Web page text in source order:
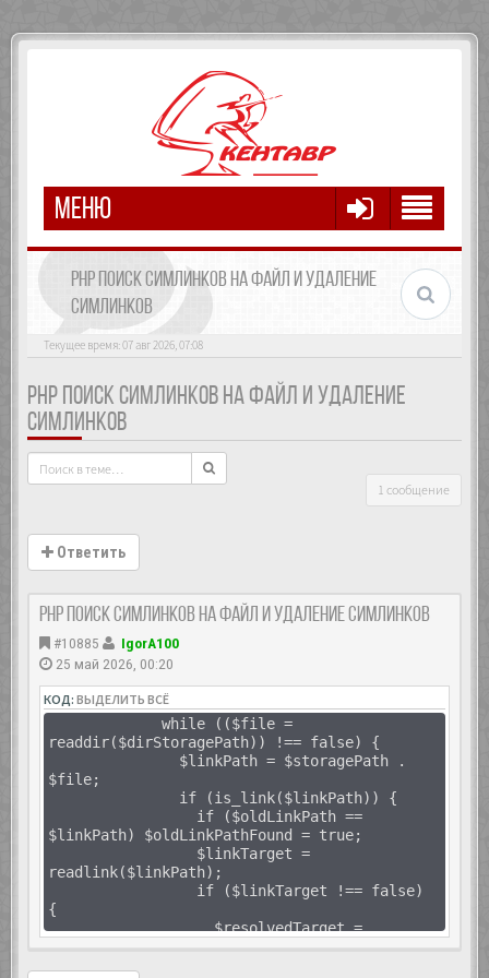
МЕНЮ
PHP ПОИСК СИМЛИНКОВ НА ФАЙЛ И УДАЛЕНИЕ
СИМЛИНКОВ
Текущее время: 07 авг 2026, 07:08
PHP ПОИСК СИМЛИНКОВ НА ФАЙЛ И УДАЛЕНИЕ
СИМЛИНКОВ
1 сообщение
Ответить
PHP Поиск симлинков на файл и удаление симлинков
#10885
IgorA100
25 май 2026, 00:20
КОД:ВЫДЕЛИТЬ ВСЁ
while (($file =
readdir($dirStoragePath)) !== false) {
$linkPath = $storagePath .
$file;
if (is_link($linkPath)) {
if ($oldLinkPath ==
$linkPath) $oldLinkPathFound = true;
$linkTarget =
readlink($linkPath);
if ($linkTarget !== false)
{
$resolvedTarget =
$linkTarget;